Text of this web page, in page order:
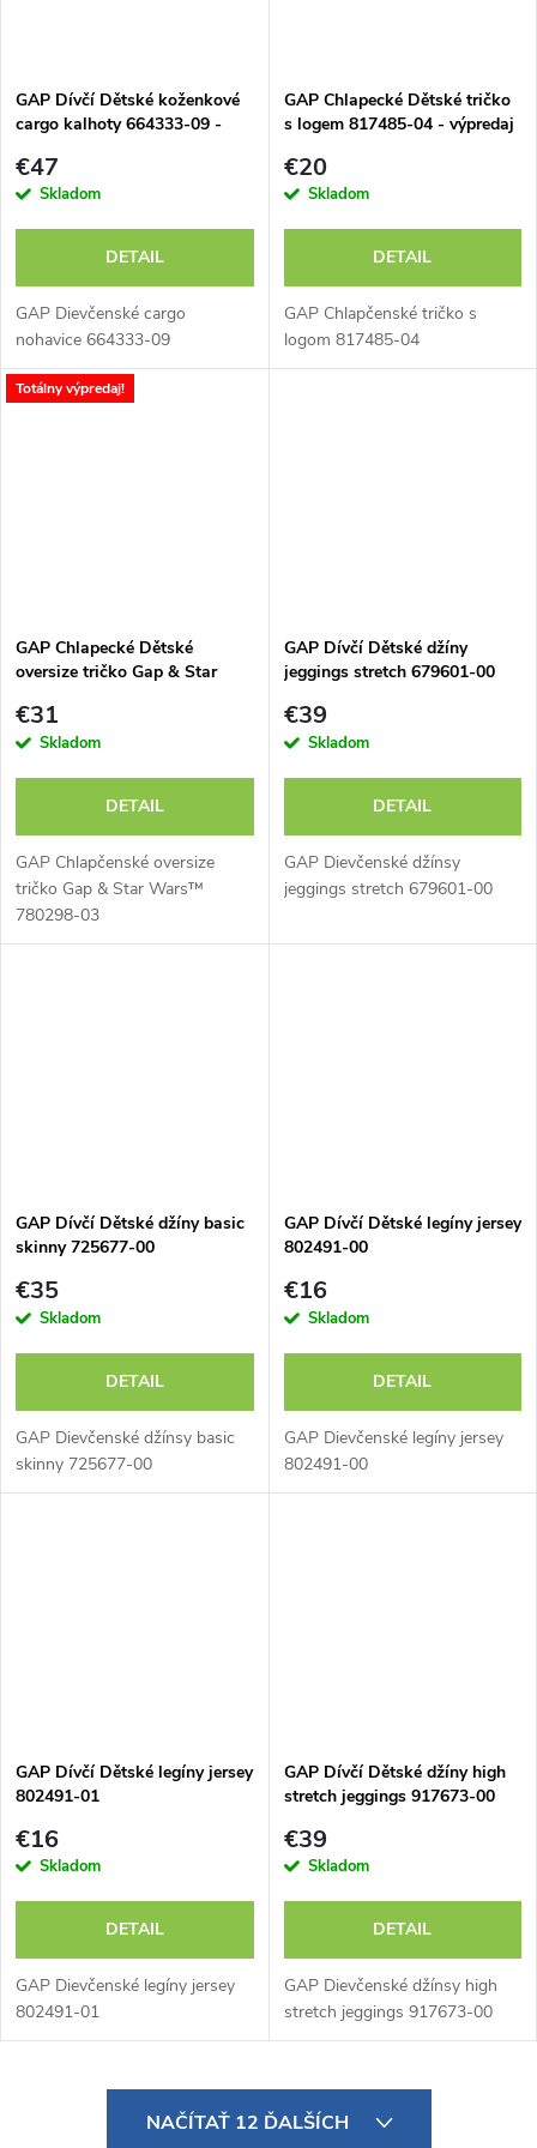
GAP Dívčí Dětské koženkové
cargo kalhoty 664333-09 -
€47
Skladom
DETAIL
GAP Dievčenské cargo
nohavice 664333-09
GAP Chlapecké Dětské tričko
s logem 817485-04 - výpredaj
€20
Skladom
DETAIL
GAP Chlapčenské tričko s
logom 817485-04
Totálny výpredaj!
GAP Chlapecké Dětské
oversize tričko Gap & Star
€31
Skladom
DETAIL
GAP Chlapčenské oversize
tričko Gap & Star Wars™
780298-03
GAP Dívčí Dětské džíny
jeggings stretch 679601-00
€39
Skladom
DETAIL
GAP Dievčenské džínsy
jeggings stretch 679601-00
GAP Dívčí Dětské džíny basic
skinny 725677-00
€35
Skladom
DETAIL
GAP Dievčenské džínsy basic
skinny 725677-00
GAP Dívčí Dětské legíny jersey
802491-00
€16
Skladom
DETAIL
GAP Dievčenské legíny jersey
802491-00
GAP Dívčí Dětské legíny jersey
802491-01
€16
Skladom
DETAIL
GAP Dievčenské legíny jersey
802491-01
GAP Dívčí Dětské džíny high
stretch jeggings 917673-00
€39
Skladom
DETAIL
GAP Dievčenské džínsy high
stretch jeggings 917673-00
NAČÍTAŤ 12 ĎALŠÍCH